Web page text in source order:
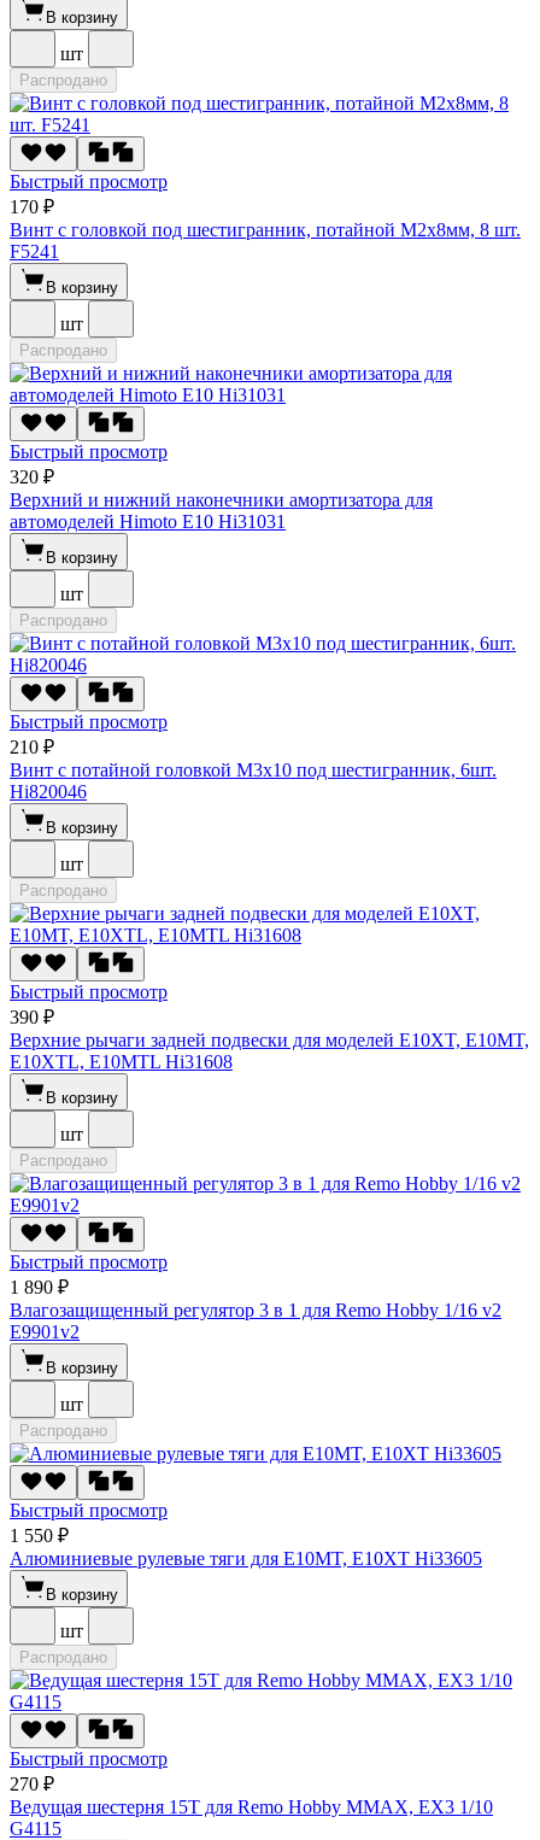
В корзину
шт
Распродано
Быстрый просмотр
170 ₽
Винт с головкой под шестигранник, потайной М2х8мм, 8 шт.
F5241
В корзину
шт
Распродано
Быстрый просмотр
320 ₽
Верхний и нижний наконечники амортизатора для
автомоделей Himoto E10 Hi31031
В корзину
шт
Распродано
Быстрый просмотр
210 ₽
Винт с потайной головкой M3x10 под шестигранник, 6шт.
Hi820046
В корзину
шт
Распродано
Быстрый просмотр
390 ₽
Верхние рычаги задней подвески для моделей E10XT, E10MT,
E10XTL, E10MTL Hi31608
В корзину
шт
Распродано
Быстрый просмотр
1 890 ₽
Влагозащищенный регулятор 3 в 1 для Remo Hobby 1/16 v2
E9901v2
В корзину
шт
Распродано
Быстрый просмотр
1 550 ₽
Алюминиевые рулевые тяги для E10MT, E10XT Hi33605
В корзину
шт
Распродано
Быстрый просмотр
270 ₽
Ведущая шестерня 15T для Remo Hobby MMAX, EX3 1/10
G4115